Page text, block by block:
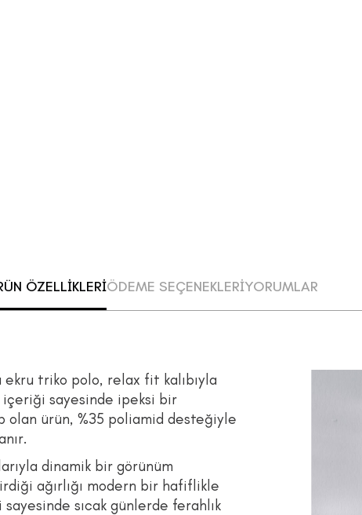
ÖZELLİKLERİÖDEME SEÇENEKLERİYORUMLAR
ekru triko polo, relax fit kalıbıyla
içeriği sayesinde ipeksi bir
olan ürün, %35 poliamid desteğiyle
dinamik bir görünüm
ağırlığı modern bir hafiflikle
sıcak günlerde ferahlık